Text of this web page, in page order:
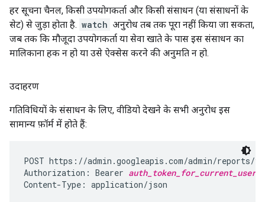
हर सूचना चैनल, किसी उपयोगकर्ता और किसी संसाधन (या संसाधनों के
सेट) से जुड़ा होता है. watch अनुरोध तब तक पूरा नहीं किया जा सकता,
जब तक कि मौजूदा उपयोगकर्ता या सेवा खाते के पास इस संसाधन का
मालिकाना हक न हो या उसे ऐक्सेस करने की अनुमति न हो.
उदाहरण
गतिविधियों के संसाधन के लिए, वीडियो देखने के सभी अनुरोध इस
सामान्य फ़ॉर्म में होते हैं:
POST https://admin.googleapis.com/admin/
Authorization: Bearer auth_token_for_current_user
Content-Type: application/json